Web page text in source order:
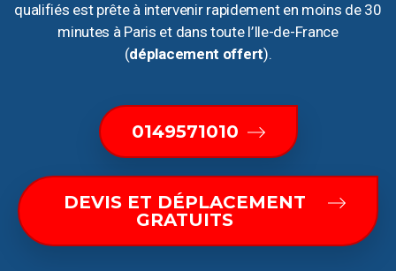
qualifiés est prête à intervenir rapidement en moins de 30
minutes à Paris et dans toute l’Ile-de-France
(déplacement offert).
0149571010
DEVIS ET DÉPLACEMENT
GRATUITS